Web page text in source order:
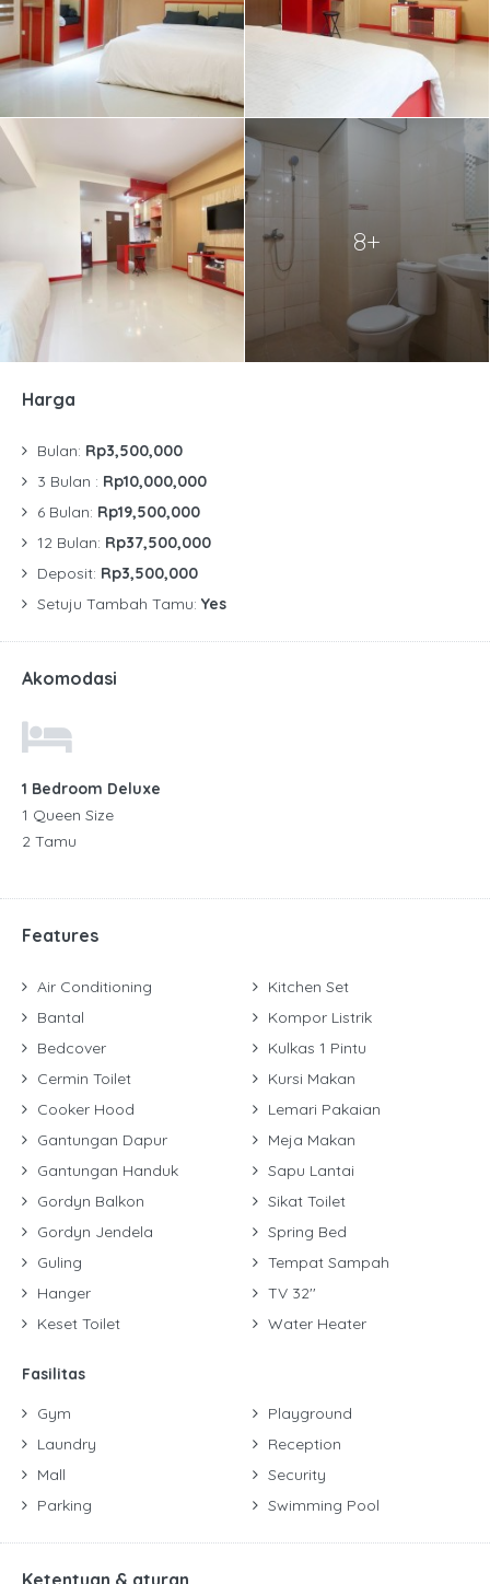
8+
Harga
Bulan: Rp3,500,000
3 Bulan : Rp10,000,000
6 Bulan: Rp19,500,000
12 Bulan: Rp37,500,000
Deposit: Rp3,500,000
Setuju Tambah Tamu: Yes
Akomodasi
1 Bedroom Deluxe
1 Queen Size
2 Tamu
Features
Air Conditioning
Bantal
Bedcover
Cermin Toilet
Cooker Hood
Gantungan Dapur
Gantungan Handuk
Gordyn Balkon
Gordyn Jendela
Guling
Hanger
Keset Toilet
Kitchen Set
Kompor Listrik
Kulkas 1 Pintu
Kursi Makan
Lemari Pakaian
Meja Makan
Sapu Lantai
Sikat Toilet
Spring Bed
Tempat Sampah
TV 32''
Water Heater
Fasilitas
Gym
Laundry
Mall
Parking
Playground
Reception
Security
Swimming Pool